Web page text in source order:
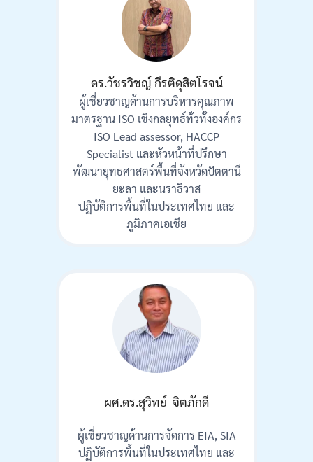
ดร.วัชรวิชญ์ กีรติดุสิตโรจน์
ผู้เชี่ยวชาญด้านการบริหารคุณภาพ
มาตรฐาน ISO เชิงกลยุทธ์ทั่วทั้งองค์กร
ISO Lead assessor, HACCP
Specialist และหัวหน้าที่ปรึกษา
พัฒนายุทธศาสตร์พื้นที่จังหวัดปัตตานี
ยะลา และนราธิวาส
ปฏิบัติการพื้นที่ในประเทศไทย และ
ภูมิภาคเอเชีย
ผศ.ดร.สุวิทย์ จิตภักดี
ผู้เชี่ยวชาญด้านการจัดการ EIA, SIA
ปฏิบัติการพื้นที่ในประเทศไทย และ